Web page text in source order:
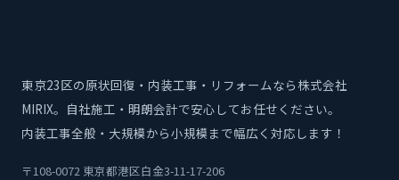
東京23区の原状回復・内装工事・リフォームなら株式会社
MIRIX。自社施工・明朗会計で安心してお任せください。
内装工事全般・大規模から小規模まで幅広く対応します！
〒108-0072 東京都港区白金3-11-17-206